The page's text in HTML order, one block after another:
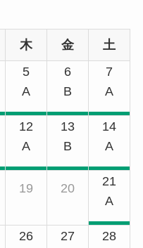
木 金
土
5
A
6
B
7
A
12
A
13
B
14
A
19 20
21
A
26
27
28